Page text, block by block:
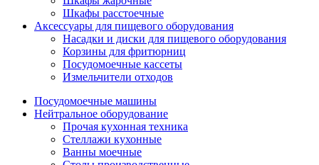
Шкафы расстоечные
Аксессуары для пищевого оборудования
Насадки и диски для пищевого оборудования
Корзины для фритюрниц
Посудомоечные кассеты
Измельчители отходов
Посудомоечные машины
Нейтральное оборудование
Прочая кухонная техника
Стеллажи кухонные
Ванны моечные